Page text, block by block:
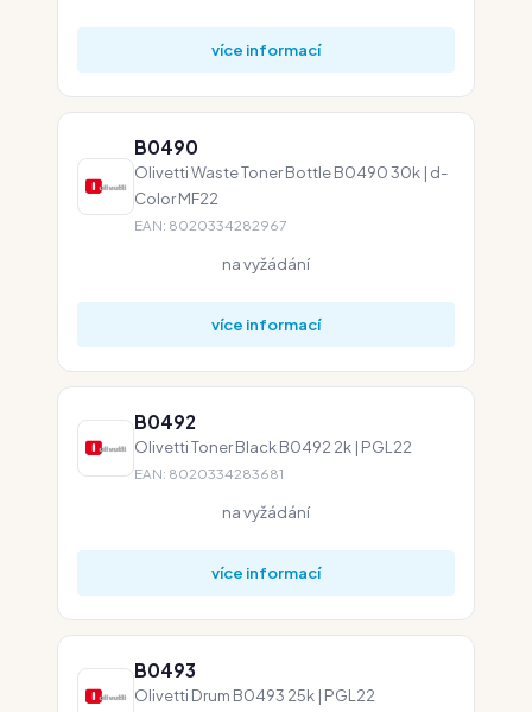
více informací
B0490
Olivetti Waste Toner Bottle B0490 30k | d-
Color MF22
EAN: 8020334282967
na vyžádání
více informací
B0492
Olivetti Toner Black B0492 2k | PGL22
EAN: 8020334283681
na vyžádání
více informací
B0493
Olivetti Drum B0493 25k | PGL22